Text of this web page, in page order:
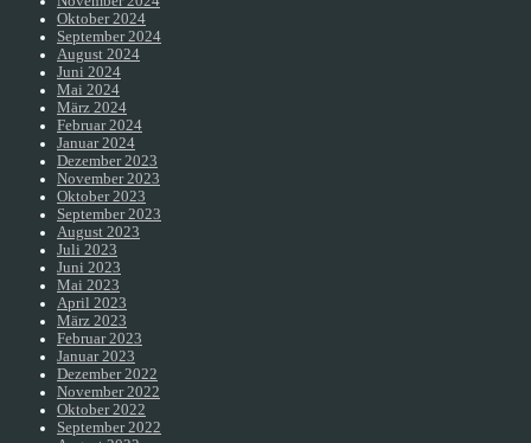
Oktober 2024
September 2024
August 2024
Juni 2024
Mai 2024
März 2024
Februar 2024
Januar 2024
Dezember 2023
November 2023
Oktober 2023
September 2023
August 2023
Juli 2023
Juni 2023
Mai 2023
April 2023
März 2023
Februar 2023
Januar 2023
Dezember 2022
November 2022
Oktober 2022
September 2022